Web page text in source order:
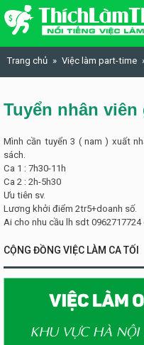
Skip to content
Trang chủ Việc làm part-time
Tuyển nhân
Mình cần tuyển 3 ( nam ) xuất
sách.
Ca 1 : 7h30-11h
Ca 2 : 2h-5h30
Ưu tiên sv.
Lương khởi điểm 2tr5+doanh số.
Ai cho nhu cầu lh sdt
CỘNG ĐỒNG VIỆC LÀM CA TỐI